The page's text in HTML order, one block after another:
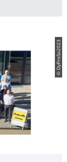
© DyProSo2023